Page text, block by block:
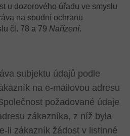
u dozorového úřadu ve smyslu
na soudní ochranu
čl. 78 a 79 Nařízení.
subjektu údajů podle
na e-mailovou adresu
požadované údaje
zákazníka, z níž byla
li zákazník žádost v listinné